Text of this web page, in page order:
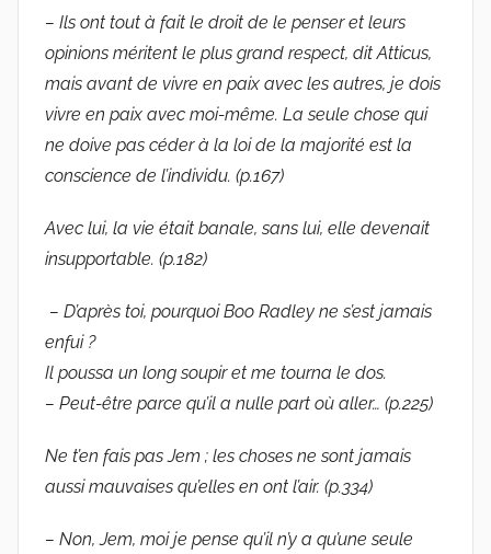
– Ils ont tout à fait le droit de le penser et leurs
opinions méritent le plus grand respect, dit Atticus,
mais avant de vivre en paix avec les autres, je dois
vivre en paix avec moi-même. La seule chose qui
ne doive pas céder à la loi de la majorité est la
conscience de l’individu. (p.167)
Avec lui, la vie était banale, sans lui, elle devenait
insupportable. (p.182)
– D’après toi, pourquoi Boo Radley ne s’est jamais
enfui ?
Il poussa un long soupir et me tourna le dos.
– Peut-être parce qu’il a nulle part où aller… (p.225)
Ne t’en fais pas Jem ; les choses ne sont jamais
aussi mauvaises qu’elles en ont l’air. (p.334)
– Non, Jem, moi je pense qu’il n’y a qu’une seule